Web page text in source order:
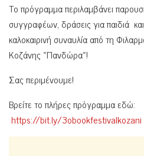
Το πρόγραμμα περιλαμβάνει
συγγραφέων, δράσεις για παιδιά
καλοκαιρινή συναυλία από τη
Κοζάνης «Πανδώρα»!
Σας περιμένουμε!
Βρείτε το πλήρες πρόγραμμα εδώ:
https://bit.ly/3obookfestivalkozani